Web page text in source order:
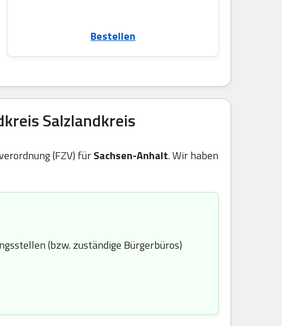
Bestellen
Salzlandkreis
(FZV) fürSachsen-Anhalt. Wir haben
(bzw. zuständige Bürgerbüros)